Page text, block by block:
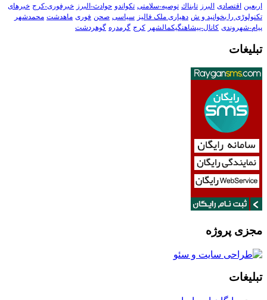
اربعین اقتصادی البرز تابناك توصیه-سلامتی تکواندو حوادث-البرز خبرفوری-کرج خبرهای
تکنولوڑی را بخوانید و ش دهیاری ملک فالیز سیاسی صحن فوری ماهدشت محمدشهر
پیام-شهروندی کانال-پیشاهنگیکمالشهر کرج گرمدره گوهردشت
تبلیغات
مجزی پروژه
تبلیغات